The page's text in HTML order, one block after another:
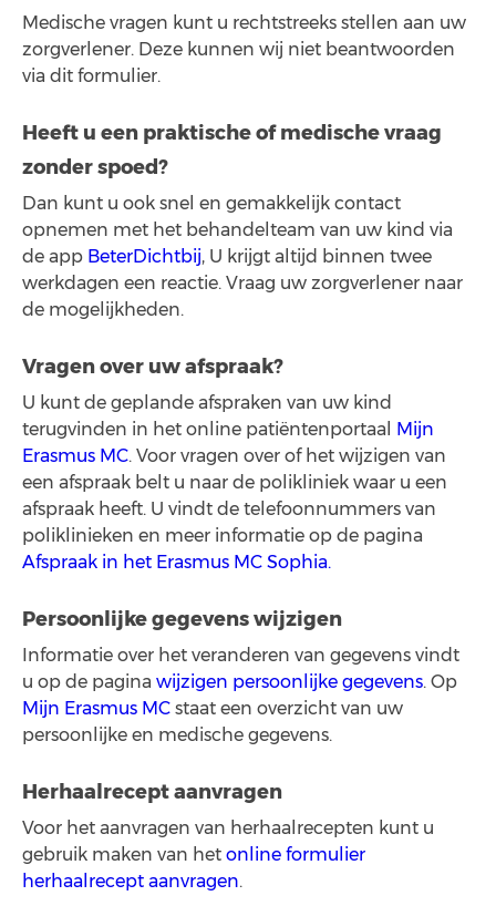
Medische vragen kunt u rechtstreeks stellen aan uw
zorgverlener. Deze kunnen wij niet beantwoorden
via dit formulier.
Heeft u een praktische of medische vraag
zonder spoed?
Dan kunt u ook snel en gemakkelijk contact
opnemen met het behandelteam van uw kind via
de app BeterDichtbij, U krijgt altijd binnen twee
werkdagen een reactie. Vraag uw zorgverlener naar
de mogelijkheden.
Vragen over uw afspraak?
U kunt de geplande afspraken van uw kind
terugvinden in het online patiëntenportaal Mijn
Erasmus MC. Voor vragen over of het wijzigen van
een afspraak belt u naar de polikliniek waar u een
afspraak heeft. U vindt de telefoonnummers van
poliklinieken en meer informatie op de pagina
Afspraak in het Erasmus MC Sophia.
Persoonlijke gegevens wijzigen
Informatie over het veranderen van gegevens vindt
u op de pagina wijzigen persoonlijke gegevens. Op
Mijn Erasmus MC staat een overzicht van uw
persoonlijke en medische gegevens.
Herhaalrecept aanvragen
Voor het aanvragen van herhaalrecepten kunt u
gebruik maken van het online formulier
herhaalrecept aanvragen.